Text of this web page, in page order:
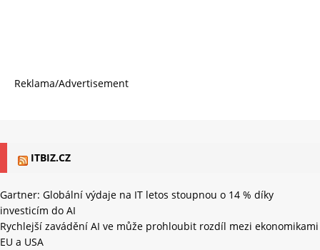
Reklama/Advertisement
ITBIZ.CZ
Gartner: Globální výdaje na IT letos stoupnou o 14 % díky
investicím do AI
Rychlejší zavádění AI ve může prohloubit rozdíl mezi ekonomikami
EU a USA